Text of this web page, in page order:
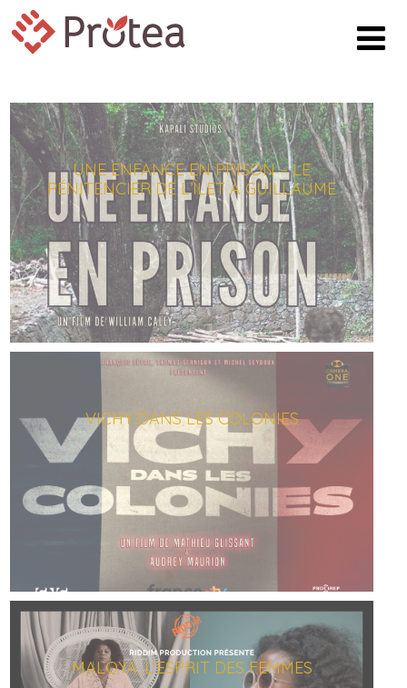
UNE ENFANCE EN PRISON – LE
PÉNITENCIER DE L’ÎLET À GUILLAUME
VICHY DANS LES COLONIES
MALOYA, L’ESPRIT DES FEMMES